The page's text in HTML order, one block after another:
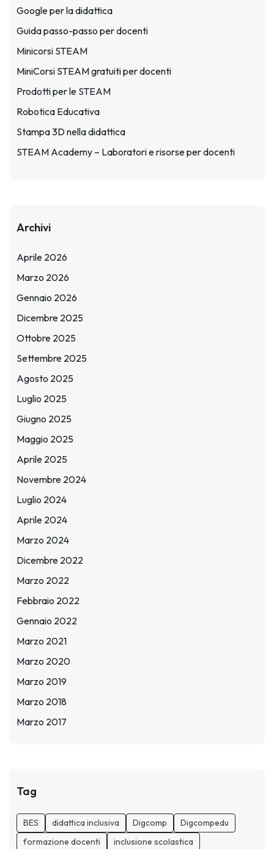
Google per la didattica
Guida passo-passo per docenti
Minicorsi STEAM
MiniCorsi STEAM gratuiti per docenti
Prodotti per le STEAM
Robotica Educativa
Stampa 3D nella didattica
STEAM Academy – Laboratori e risorse per docenti
Archivi
Aprile 2026
Marzo 2026
Gennaio 2026
Dicembre 2025
Ottobre 2025
Settembre 2025
Agosto 2025
Luglio 2025
Giugno 2025
Maggio 2025
Aprile 2025
Novembre 2024
Luglio 2024
Aprile 2024
Marzo 2024
Dicembre 2022
Marzo 2022
Febbraio 2022
Gennaio 2022
Marzo 2021
Marzo 2020
Marzo 2019
Marzo 2018
Marzo 2017
Tag
BES didattica inclusiva Digcomp
Digcompedu
formazione docenti
inclusione scolastica